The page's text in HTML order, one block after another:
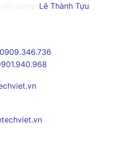
Lê Thành Tựu
0909.346.736